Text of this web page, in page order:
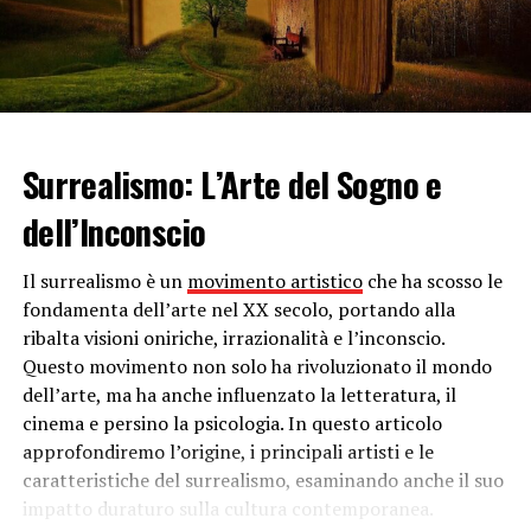
prestare attenzione all’elemento dei mobili: è
fondamentale che essi vengano esaltati e non invece
nascosti dal tipo di colore o rivestimento scelto per la
parete.
come arricchirla
La parete attrezzata non è sempre la soluzione più
che si hanno di spazio. Infatti, una parete attrezzata è
l’ideale negliopen space, dove c’è la necessità di
recuperare spazio. In ogni caso, scegliere una parete
attrezzata significa anche mostrare la propria
personalità tramite la stanza, dando da subito un’idea
chiara agli ospiti che varcano per la prima volta la porta
d’ingresso.
Lostile moderno di una parete attrezzata si sposa bene
Surrealismo: L’Arte del Sogno e
dell’Inconscio
Il surrealismo è un movimento artisticoche ha scosso le
fondamenta dell’arte nel XX secolo, portando alla
ribalta visioni oniriche, irrazionalità e l’inconscio.
Questo movimento non solo ha rivoluzionato il mondo
dell’arte, ma ha anche influenzato la letteratura, il
cinema e persino la psicologia. In questo articolo
approfondiremo l’origine, i principali artisti e le
caratteristiche del surrealismo, esaminando anche il suo
impatto duraturo sulla cultura contemporanea.